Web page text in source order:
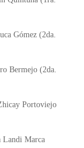
Gómez (2da.
Bermejo (2da.
Portoviejo
Landi Marca